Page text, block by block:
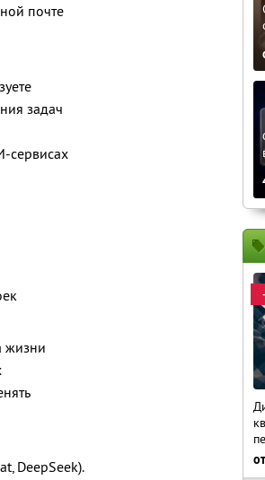
почте
задач
сервисах
жизни
DeepSeek).
от